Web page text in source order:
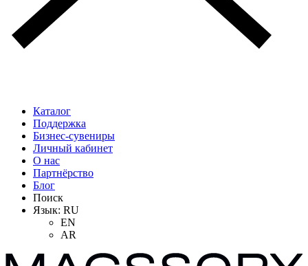
Каталог
Поддержка
Бизнес-сувениры
Личный кабинет
О нас
Партнёрство
Блог
Поиск
Язык: RU
EN
AR